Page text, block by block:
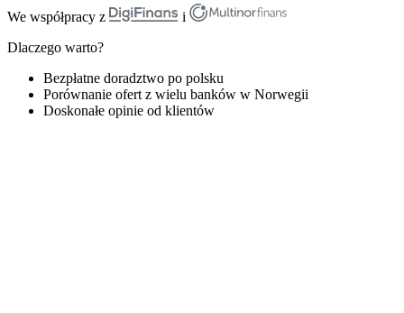
We współpracy z
i
Dlaczego warto?
Bezpłatne doradztwo po polsku
Porównanie ofert z wielu banków w Norwegii
Doskonałe opinie od klientów